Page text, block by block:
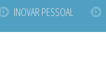
INOVAR PESSOAL